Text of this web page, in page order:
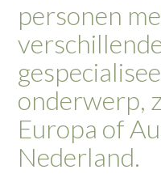
personen
onderwerp,
Europa of
Nederland.